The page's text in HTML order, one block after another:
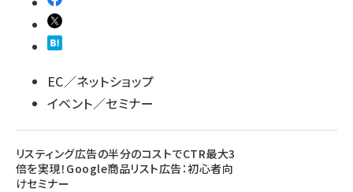
EC／ネットショップ
イベント／セミナー
リスティング広告の半分のコストでCTR最大3
倍を実現！Google商品リスト広告：初心者向
けセミナー